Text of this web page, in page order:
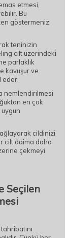
etmesi,
Bu
göstermeniz
teninizin
cilt üzerindeki
parlaklık
kavuşur ve
eder.
nemlendirilmesi
en çok
cildinizi
cilt daima daha
çekmeyi
Seçilen